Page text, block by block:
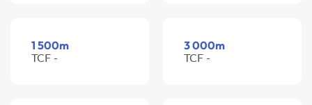
1 500m
TCF -
3 000m
TCF -